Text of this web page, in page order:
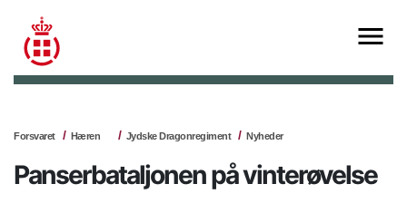
Forsvaret Hæren Jydske Dragonregiment Nyheder
Panserbataljonen på vinterøvelse